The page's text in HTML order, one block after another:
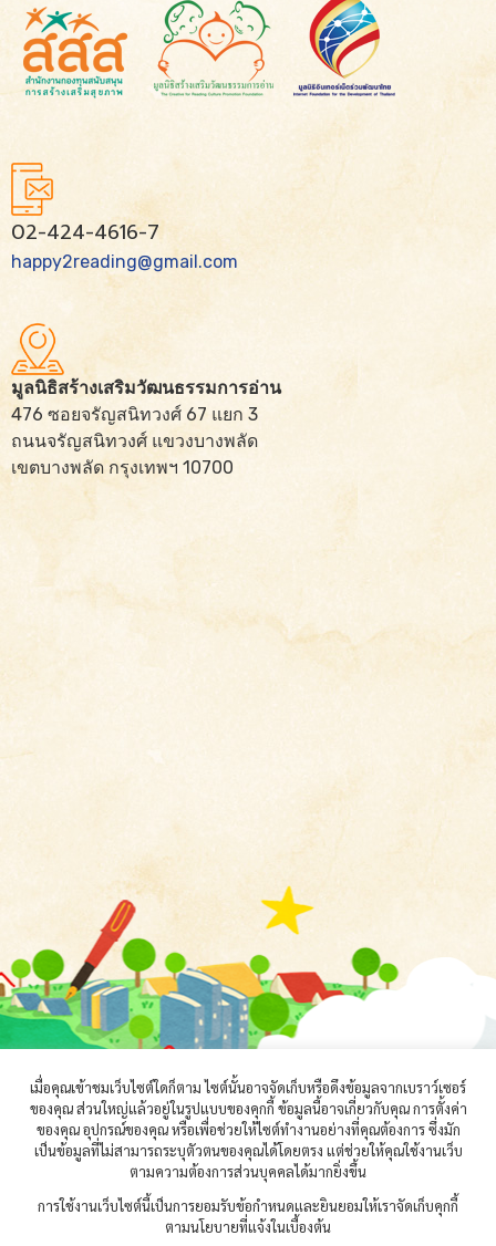
02-424-4616-7
happy2reading@gmail.com
มูลนิธิสร้างเสริมวัฒนธรรมการอ่าน
476 ซอยจรัญสนิทวงศ์ 67 แยก 3
ถนนจรัญสนิทวงศ์ แขวงบางพลัด
เขตบางพลัด กรุงเทพฯ 10700
เมื่อคุณเข้าชมเว็บไซต์ใดก็ตาม ไซต์นั้นอาจจัดเก็บหรือดึงข้อมูลจากเบราว์เซอร์
ของคุณ ส่วนใหญ่แล้วอยู่ในรูปแบบของคุกกี้ ข้อมูลนี้อาจเกี่ยวกับคุณ การตั้งค่า
ของคุณ อุปกรณ์ของคุณ หรือเพื่อช่วยให้ไซต์ทำงานอย่างที่คุณต้องการ ซึ่งมัก
เป็นข้อมูลที่ไม่สามารถระบุตัวตนของคุณได้โดยตรง แต่ช่วยให้คุณใช้งานเว็บ
ตามความต้องการส่วนบุคคลได้มากยิ่งขึ้น
การใช้งานเว็บไซต์นี้เป็นการยอมรับข้อกำหนดและยินยอมให้เราจัดเก็บคุกกี้
ตามนโยบายที่แจ้งในเบื้องต้น